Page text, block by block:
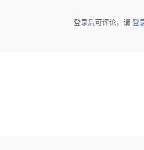
登录后可评论，请 登